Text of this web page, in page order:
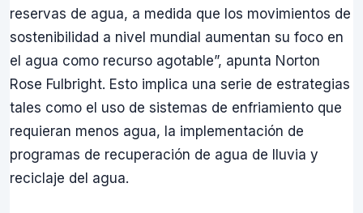
reservas de agua, a medida que los movimientos de
sostenibilidad a nivel mundial aumentan su foco en
el agua como recurso agotable”, apunta Norton
Rose Fulbright. Esto implica una serie de estrategias
tales como el uso de sistemas de enfriamiento que
requieran menos agua, la implementación de
programas de recuperación de agua de lluvia y
reciclaje del agua.